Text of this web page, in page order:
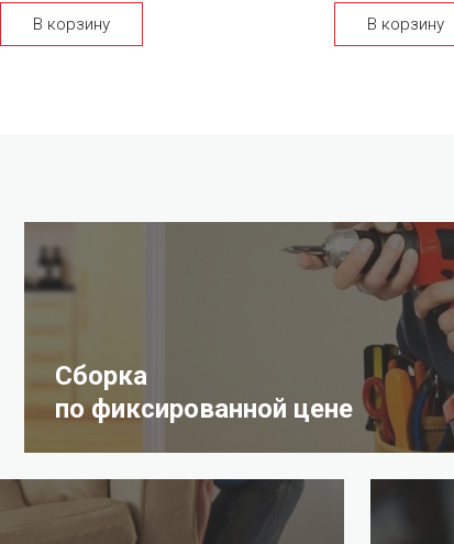
В корзину В корзину
Сборка
по фиксированной цене